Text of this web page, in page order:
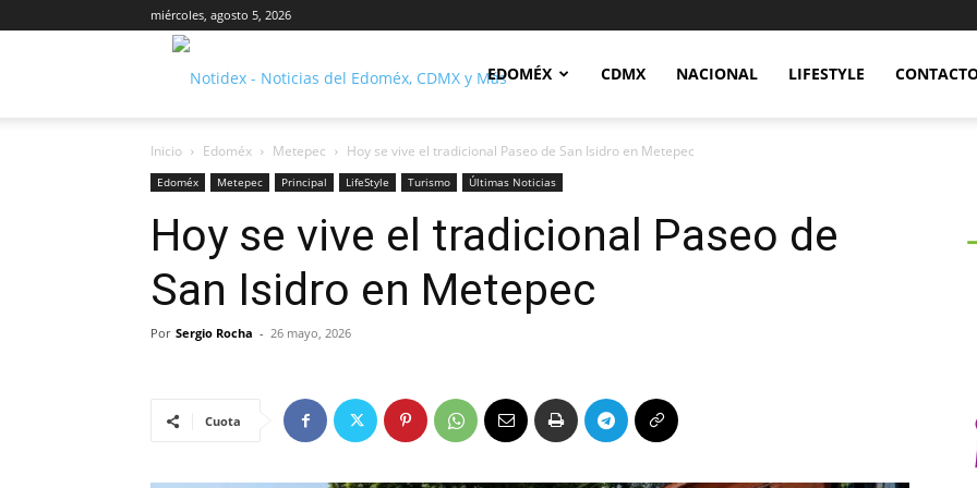
miércoles, agosto 5, 2026
Notidex
EDOMÉX CDMX NACIONAL LIFESTYLE
Inicio Edoméx Metepec Hoy se vive el tradicional Paseo de San Isidro en Metepec
Edoméx Metepec Principal LifeStyle Turismo Últimas Noticias
Hoy se vive el tradicional Paseo de
San Isidro en Metepec
Por Sergio Rocha - 26 mayo, 2026
Cuota